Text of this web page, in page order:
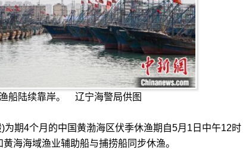
船陆续靠岸。 辽宁海警局供图
期4个月的中国黄渤海区伏季休渔期自5月1日中午12时
海海域渔业辅助船与捕捞船同步休渔。